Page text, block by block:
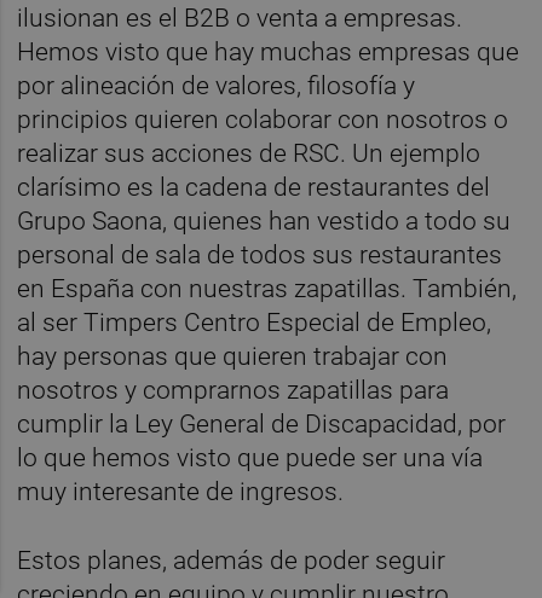
ilusionan es el B2B o venta a empresas.
Hemos visto que hay muchas empresas que
por alineación de valores, filosofía y
principios quieren colaborar con nosotros o
realizar sus acciones de RSC. Un ejemplo
clarísimo es la cadena de restaurantes del
Grupo Saona, quienes han vestido a todo su
personal de sala de todos sus restaurantes
en España con nuestras zapatillas. También,
al ser Timpers Centro Especial de Empleo,
hay personas que quieren trabajar con
nosotros y comprarnos zapatillas para
cumplir la Ley General de Discapacidad, por
lo que hemos visto que puede ser una vía
muy interesante de ingresos.
Estos planes, además de poder seguir